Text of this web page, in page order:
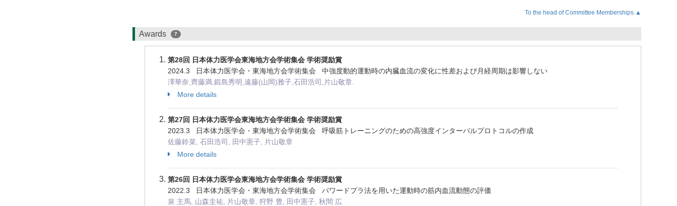
To the head of Committee Memberships.▲
Awards 7
第28回 日本体力医学会東海地方会学術集会 学術奨励賞
2024.3 日本体力医学会・東海地方会学術集会 中強度動的運動時の内臓血流の変化に性差および月経周期は影響しない
澤華奈,齊藤満,鍛島秀明,遠藤(山岡)雅子,石田浩司,片山敬章.
More details
第27回 日本体力医学会東海地方会学術集会 学術奨励賞
2023.3 日本体力医学会・東海地方会学術集会 呼吸筋トレーニングのための高強度インターバルプロトコルの作成
佐藤鈴菜, 石田浩司, 田中憲子, 片山敬章
More details
第26回 日本体力医学会東海地方会学術集会 学術奨励賞
2022.3 日本体力医学会・東海地方会学術集会 パワードプラ法を用いた運動時の筋内血流動態の評価
泉 主馬, 山森圭祐, 片山敬章, 狩野 豊, 田中憲子, 秋間 広